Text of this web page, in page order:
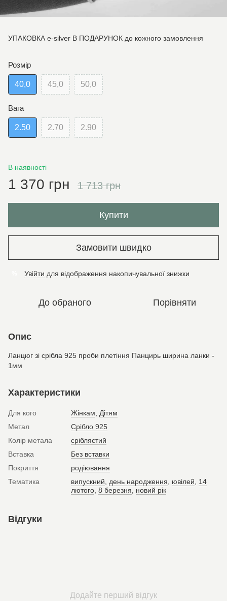
УПАКОВКА e-silver В ПОДАРУНОК до кожного замовлення
Розмір
40,0 45,0 50,0
Вага
2.50 2.70 2.90
В наявності
1 370 грн 1 713 грн
Купити
Замовити швидко
Увійти для відображення накопичувальної знижки
До обраного Порівняти
Опис
Ланцюг зі срібла 925 проби плетіння Панцирь ширина ланки -
1мм
Характеристики
Для кого Жінкам
Дітям
Метал
Срібло 925
Колір метала
сріблястий
Вставка
Без вставки
Покриття
родіювання
Тематика
випускний день народження ювілей
14
лютого 8 березня новий рік
Відгуки
Додайте перший відгук